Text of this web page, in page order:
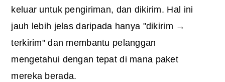
keluar untuk pengiriman, dan dikirim. Hal ini
jauh lebih jelas daripada hanya "dikirim →
terkirim" dan membantu pelanggan
mengetahui dengan tepat di mana paket
mereka berada.